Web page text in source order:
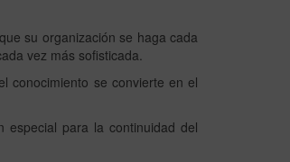
su organización se haga cada
vez más sofisticada.
conocimiento se convierte en el
especial para la continuidad del